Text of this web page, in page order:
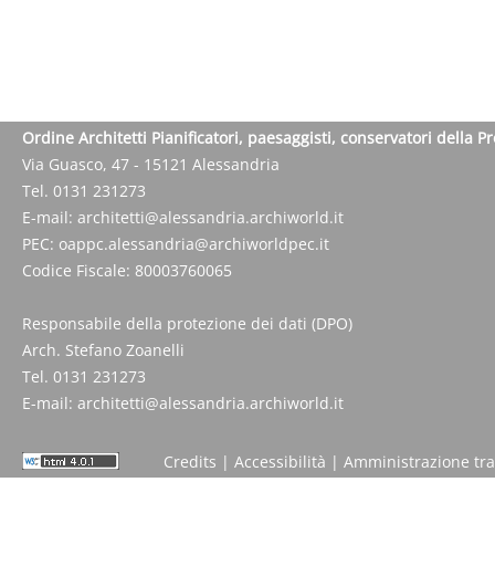
Ordine Architetti Pianificatori, paesaggisti, conservatori della
Via Guasco, 47 - 15121 Alessandria
Tel. 0131 231273
E-mail: architetti@alessandria.archiworld.it
PEC: oappc.alessandria@archiworldpec.it
Codice Fiscale: 80003760065
Responsabile della protezione dei dati (DPO)
Arch. Stefano Zoanelli
Tel. 0131 231273
E-mail: architetti@alessandria.archiworld.it
Credits | Accessibilità | Amministrazione